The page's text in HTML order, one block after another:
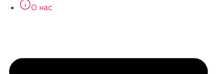
О нас